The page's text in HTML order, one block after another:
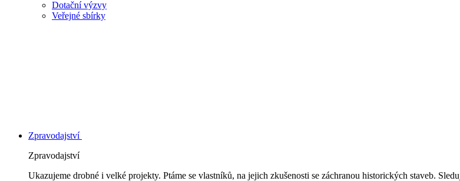
Dotační výzvy
Veřejné sbírky
Zpravodajství
Zpravodajství
Ukazujeme drobné i velké projekty. Ptáme se vlastníků, na jejich zkušenosti se záchranou historických staveb.